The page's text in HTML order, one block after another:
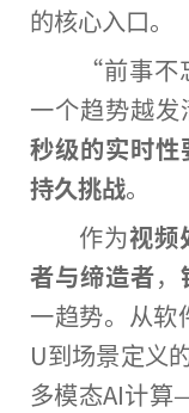
的核心入口。
“前事
一个趋势越发
秒级的实时
持久挑战。
作为视频
者与缔造者，
一趋势。从软
U到场景定义
多模态AI计算